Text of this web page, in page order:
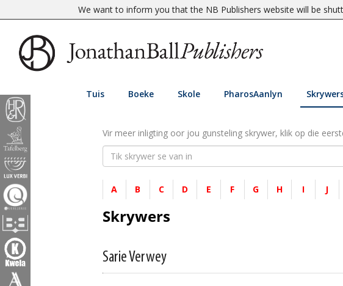
We want to inform you that the NB Publishers website will be
Tuis Boeke Skole PharosAanlyn
Vir meer inligting oor jou gunsteling skrywer, klik op die
A B C D E F G H I J
Skrywers
Sarie Verwey